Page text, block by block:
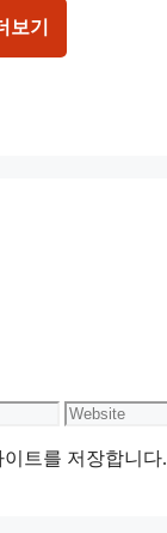
보기
Website
트를 저장합니다.